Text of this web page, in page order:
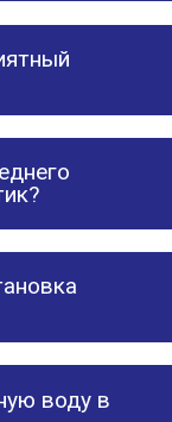
воду в